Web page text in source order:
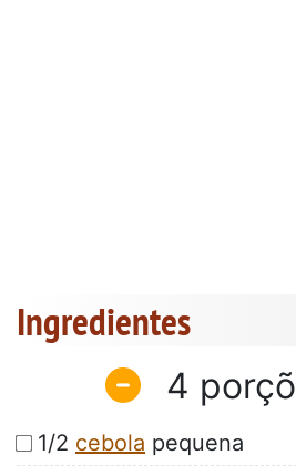
Ingredientes
4
1/2 cebola pequena